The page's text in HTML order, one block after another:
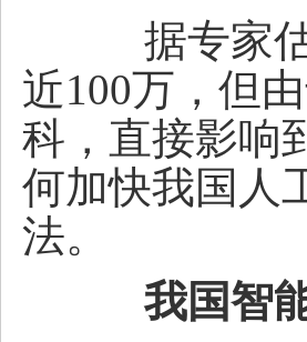
据专家估
近100万，但
科，直接影响
何加快我国人
法。
我国智能